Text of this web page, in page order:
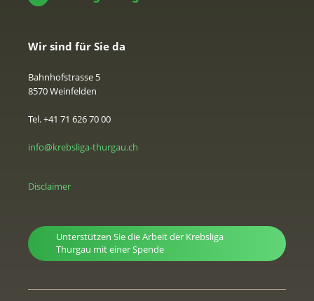
Wir sind für Sie da
Bahnhofstrasse 5
8570 Weinfelden
Tel. +41 71 626 70 00
info@krebsliga-thurgau.ch
Disclaimer
Unterstützen Sie die Arbeit der Krebsliga
Thurgau mit einer Spende